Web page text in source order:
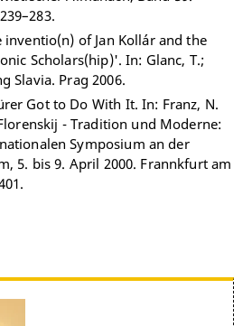
inventio(n) of Jan Kollár and the
Scholars(hip)'. In: Glanc, T.;
Slavia. Prag 2006.
Got to Do With It. In: Franz, N.
- Tradition und Moderne:
Symposium an der
5. bis 9. April 2000. Frannkfurt am